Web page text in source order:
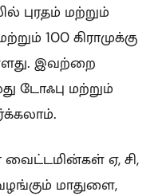
புரதம் மற்றும்
100 கிராமுக்கு
இவற்றை
மற்றும்
வைட்டமின்கள் ஏ, சி,
மாதுளை,